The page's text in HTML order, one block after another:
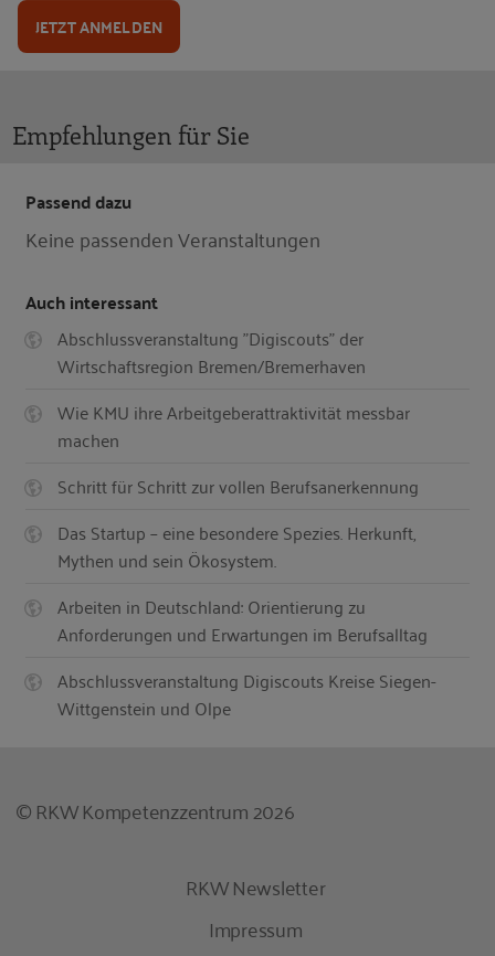
JETZT ANMELDEN
Empfehlungen für Sie
Passend dazu
Keine passenden Veranstaltungen
Auch interessant
Abschlussveranstaltung "Digiscouts" der
Wirtschaftsregion Bremen/Bremerhaven
Wie KMU ihre Arbeitgeberattraktivität messbar
machen
Schritt für Schritt zur vollen Berufsanerkennung
Das Startup – eine besondere Spezies. Herkunft,
Mythen und sein Ökosystem.
Arbeiten in Deutschland: Orientierung zu
Anforderungen und Erwartungen im Berufsalltag
Abschlussveranstaltung Digiscouts Kreise Siegen-
Wittgenstein und Olpe
© RKW Kompetenzzentrum 2026
RKW Newsletter
Impressum